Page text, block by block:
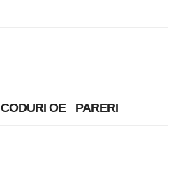
CODURI OE PARERI